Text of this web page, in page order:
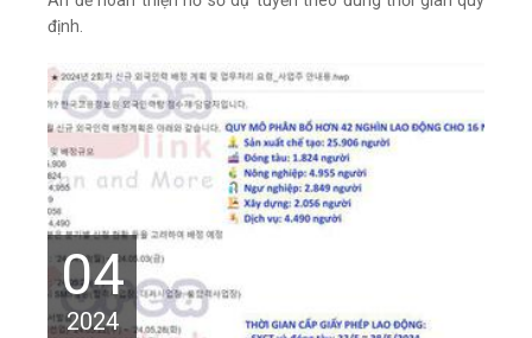
định.
04
2024